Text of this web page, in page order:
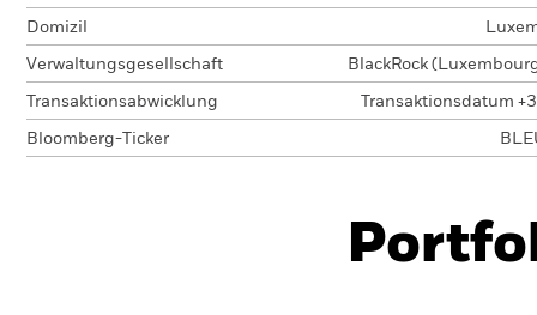
Domizil
Verwaltungsgesellschaft BlackRock
Transaktionsabwicklung Transaktionsdatum
Bloomberg-Ticker